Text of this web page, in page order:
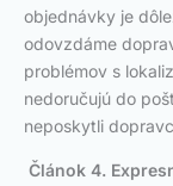
objednávky je
odovzdáme
problémov s
nedoručujú do
neposkytli
Článok 4.